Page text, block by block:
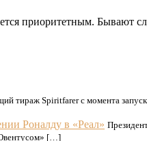
приоритетным. Бывают
тираж Spiritfarer с момента
Роналду в «Реал»
[…]